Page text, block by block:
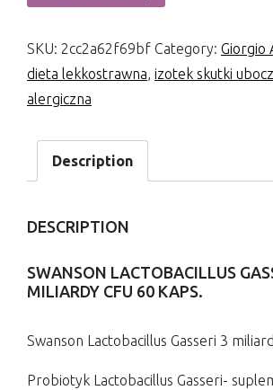
SKU: 2cc2a62f69bf Category: Giorgio
dieta lekkostrawna izotek skutki
alergiczna
Description
DESCRIPTION
SWANSON LACTOBACILLUS
MILIARDY CFU 60 KAPS.
Swanson Lactobacillus Gasseri 3
Probiotyk Lactobacillus Gasseri-